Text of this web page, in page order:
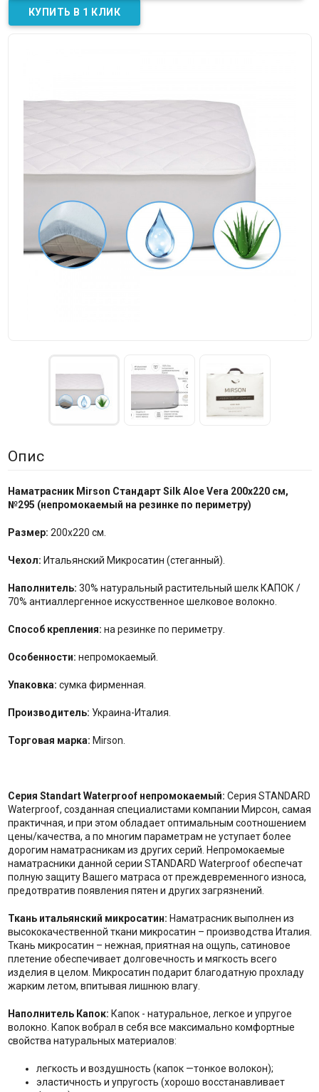
Опис
Наматрасник Mirson Стандарт Silk Aloe Vera 200x220 см,
№295 (непромокаемый на резинке по периметру)
Размер: 200x220 см.
Чехол: Итальянский Микросатин (стеганный).
Наполнитель: 30% натуральный растительный шелк КАПОК /
70% антиаллергенное искусственное шелковое волокно.
Способ крепления: на резинке по периметру.
Особенности: непромокаемый.
Упаковка: сумка фирменная.
Производитель: Украина-Италия.
Торговая марка: Mirson.
Серия Standart Waterproof непромокаемый: Серия STANDARD
Waterproof, созданная специалистами компании Мирсон, самая
практичная, и при этом обладает оптимальным соотношением
цены/качества, а по многим параметрам не уступает более
дорогим наматрасникам из других серий. Непромокаемые
наматрасники данной серии STANDARD Waterproof обеспечат
полную защиту Вашего матраса от преждевременного износа,
предотвратив появления пятен и других загрязнений.
Ткань итальянский микросатин: Наматрасник выполнен из
высококачественной ткани микросатин – производства Италия.
Ткань микросатин – нежная, приятная на ощупь, сатиновое
плетение обеспечивает долговечность и мягкость всего
изделия в целом. Микросатин подарит благодатную прохладу
жарким летом, впитывая лишнюю влагу.
Наполнитель Капок: Капок - натуральное, легкое и упругое
волокно. Капок вобрал в себя все максимально комфортные
свойства натуральных материалов:
легкость и воздушность (капок —тонкое волокон);
эластичность и упругость (хорошо восстанавливает